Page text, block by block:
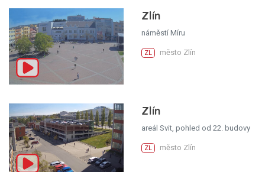
Zlín
náměstí Míru
ZL město Zlín
Zlín
areál Svit, pohled od 22. budovy
ZL město Zlín